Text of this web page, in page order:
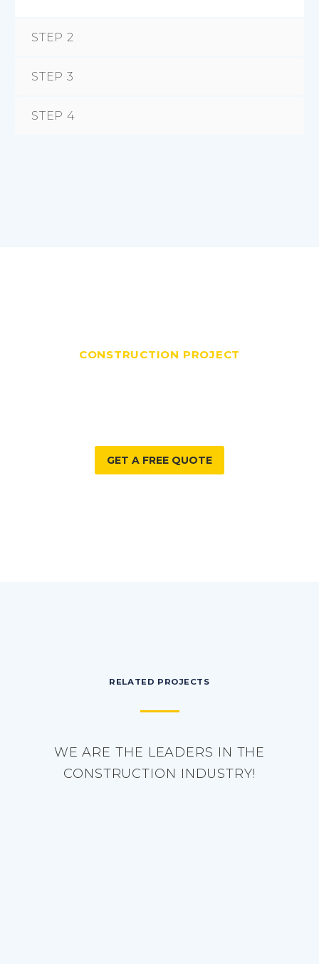
STEP 2
STEP 3
STEP 4
CONSTRUCTION PROJECT
GET A FREE QUOTE
RELATED PROJECTS
WE ARE THE LEADERS IN THE
CONSTRUCTION INDUSTRY!